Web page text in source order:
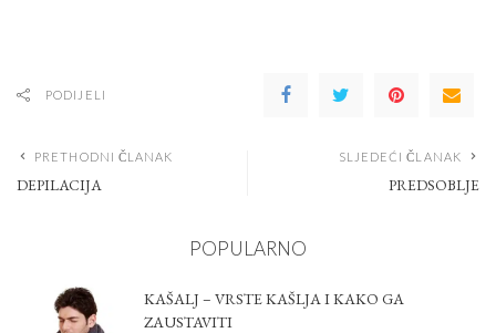
PODIJELI
PRETHODNI ČLANAK
DEPILACIJA
SLJEDEĆI ČLANAK
PREDSOBLJE
POPULARNO
KAŠALJ – VRSTE KAŠLJA I KAKO GA
ZAUSTAVITI